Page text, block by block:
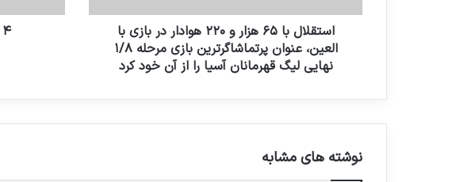
استقلال با ٦٥ هزار و ٢٢٠ هوادار در بازي با
العين، عنوان پرتماشاگرترين بازي مرحله ١/٨
نهايي ليگ قهرمانان آسيا را از آن خود كرد
۴ عادت مهم زوج‌های خوشبخت
نوشته های مشابه